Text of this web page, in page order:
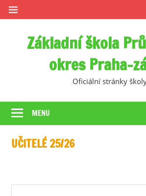
Skip
to
Základní škola
okres Praha-
Oficiální stránky
MENU
UČITELÉ 25/26